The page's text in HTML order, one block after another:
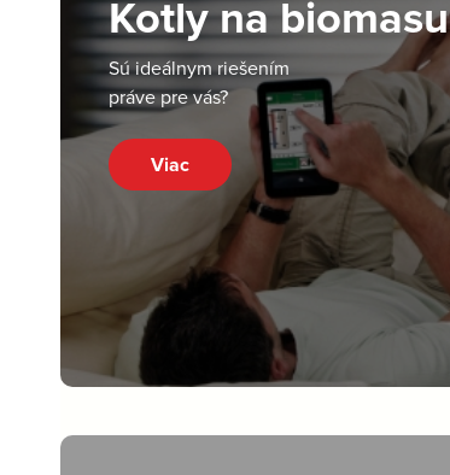
Kotly na biomasu
Sú ideálnym riešením
práve pre vás?
Viac